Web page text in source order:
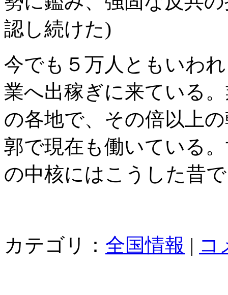
認し続けた)
今でも５万人ともいわ
業へ出稼ぎに来ている
の各地で、その倍以上
郭で現在も働いている
の中核にはこうした昔
カテゴリ： 全国情報 | コ